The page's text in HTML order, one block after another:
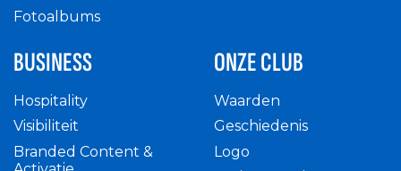
Fotoalbums
BUSINESS
Hospitality
Visibiliteit
Branded Content &
ONZE CLUB
Waarden
Geschiedenis
Logo